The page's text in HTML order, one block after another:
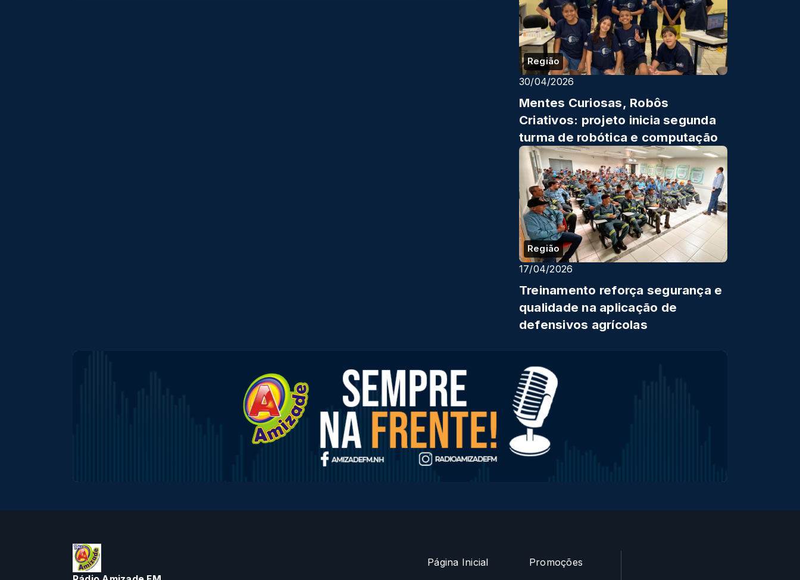
Região
30/04/2026
Mentes Curiosas, Robôs
Criativos: projeto inicia segunda
turma de robótica e computação
Região
17/04/2026
Treinamento reforça segurança e
qualidade na aplicação de
defensivos agrícolas
Página Inicial Promoções